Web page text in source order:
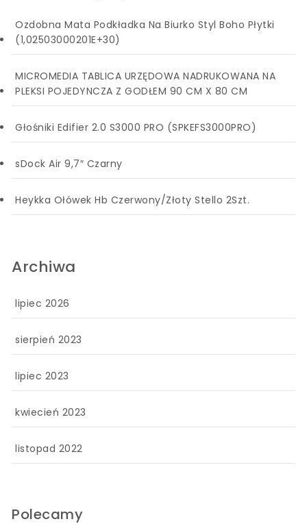
Ozdobna Mata Podkładka Na Biurko Styl Boho Płytki
(1,02503000201E+30)
MICROMEDIA TABLICA URZĘDOWA NADRUKOWANA NA
PLEKSI POJEDYNCZA Z GODŁEM 90 CM X 80 CM
Głośniki Edifier 2.0 S3000 PRO (SPKEFS3000PRO)
sDock Air 9,7″ Czarny
Heykka Ołówek Hb Czerwony/Złoty Stello 2Szt.
Archiwa
lipiec 2026
sierpień 2023
lipiec 2023
kwiecień 2023
listopad 2022
Polecamy